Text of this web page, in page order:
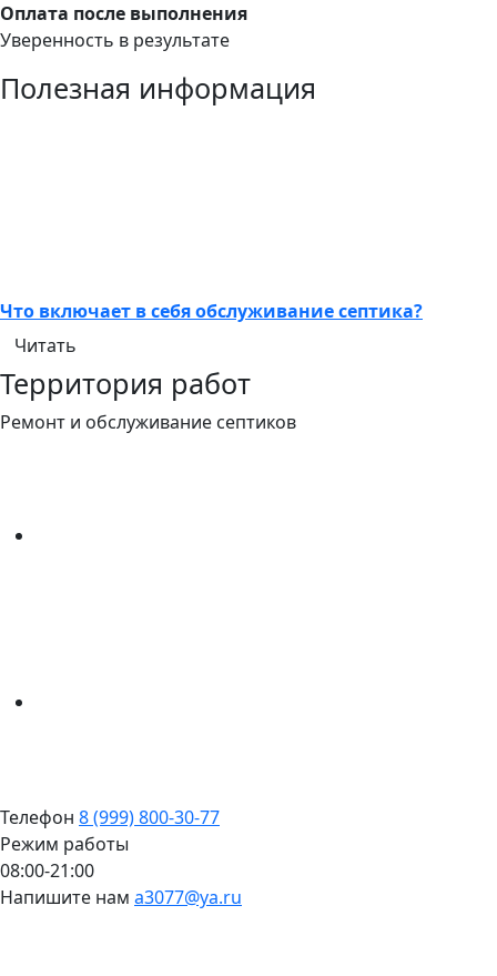
Оплата после выполнения
Уверенность в результате
Полезная информация
Что включает в себя обслуживание септика?
Читать
Территория работ
Ремонт и обслуживание септиков
Телефон 8 (999) 800-30-77
Режим работы
08:00-21:00
Напишите нам a3077@ya.ru